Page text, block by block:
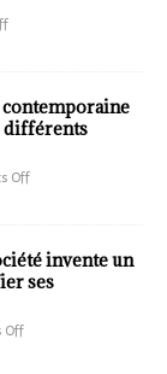
contemporaine
différents
Off
invente un
ses
Off